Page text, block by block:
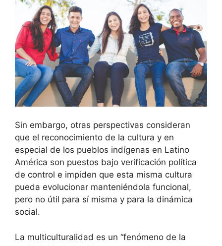
Sin embargo, otras perspectivas consideran
que el reconocimiento de la cultura y en
especial de los pueblos indígenas en Latino
América son puestos bajo verificación política
de control e impiden que esta misma cultura
pueda evolucionar manteniéndola funcional,
pero no útil para sí misma y para la dinámica
social.
La multiculturalidad es un “fenómeno de la